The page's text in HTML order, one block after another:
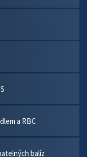
a RBC
balíz